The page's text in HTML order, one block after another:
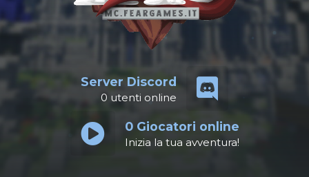
Server Discord
0 utenti online
0Giocatori online
Inizia la tua avventura!